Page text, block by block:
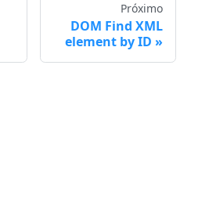
Próximo
DOM Find XML
element by ID